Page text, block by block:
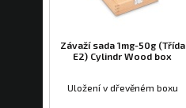
Závaží sada 1mg-50g (Třída
E2) Cylindr Wood box
Uložení v dřevěném boxu